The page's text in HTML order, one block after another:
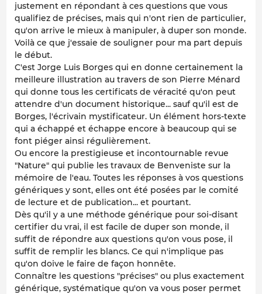
justement en répondant à ces questions que vous
qualifiez de précises, mais qui n'ont rien de particulier,
qu'on arrive le mieux à manipuler, à duper son monde.
Voilà ce que j'essaie de souligner pour ma part depuis
le début.
C'est Jorge Luis Borges qui en donne certainement la
meilleure illustration au travers de son Pierre Ménard
qui donne tous les certificats de véracité qu'on peut
attendre d'un document historique... sauf qu'il est de
Borges, l'écrivain mystificateur. Un élément hors-texte
qui a échappé et échappe encore à beaucoup qui se
font piéger ainsi régulièrement.
Ou encore la prestigieuse et incontournable revue
"Nature" qui publie les travaux de Benveniste sur la
mémoire de l'eau. Toutes les réponses à vos questions
génériques y sont, elles ont été posées par le comité
de lecture et de publication... et pourtant.
Dès qu'il y a une méthode générique pour soi-disant
certifier du vrai, il est facile de duper son monde, il
suffit de répondre aux questions qu'on vous pose, il
suffit de remplir les blancs. Ce qui n'implique pas
qu'on doive le faire de façon honnête.
Connaître les questions "précises" ou plus exactement
générique, systématique qu'on va vous poser permet